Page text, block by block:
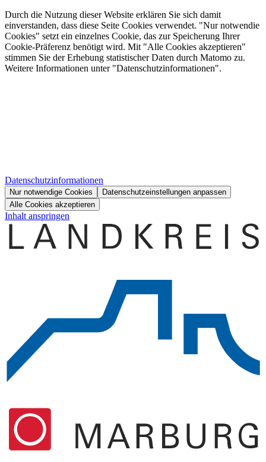
Durch die Nutzung dieser Website erklären Sie sich damit
einverstanden, dass diese Seite Cookies verwendet. "Nur notwendie
Cookies" setzt ein einzelnes Cookie, das zur Speicherung Ihrer
Cookie-Präferenz benötigt wird. Mit "Alle Cookies akzeptieren"
stimmen Sie der Erhebung statistischer Daten durch Matomo zu.
Weitere Informationen unter "Datenschutzinformationen".
Datenschutzinformationen
Nur notwendige Cookies
Datenschutzeinstellungen anpassen
Alle Cookies akzeptieren
Inhalt anspringen